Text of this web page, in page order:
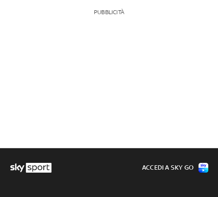
PUBBLICITÀ
ACCEDI A SKY GO